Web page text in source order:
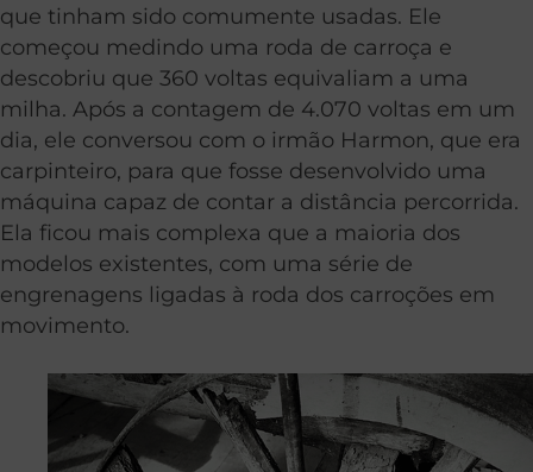
que tinham sido comumente usadas. Ele
começou medindo uma roda de carroça e
descobriu que 360 voltas equivaliam a uma
milha. Após a contagem de 4.070 voltas em um
dia, ele conversou com o irmão Harmon, que era
carpinteiro, para que fosse desenvolvido uma
máquina capaz de contar a distância percorrida.
Ela ficou mais complexa que a maioria dos
modelos existentes, com uma série de
engrenagens ligadas à roda dos carroções em
movimento.